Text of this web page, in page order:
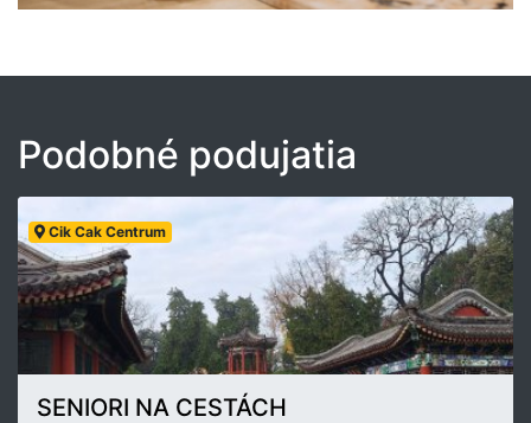
Podobné podujatia
Cik Cak Centrum
SENIORI NA CESTÁCH